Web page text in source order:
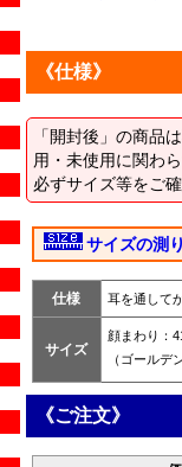
《仕様》
「開封後」の商品
用・未使用に関わ
必ずサイズ等をご
サイズの測
仕様 耳を通して
サイズ
顔まわり：
（ゴールデ
《ご注文》